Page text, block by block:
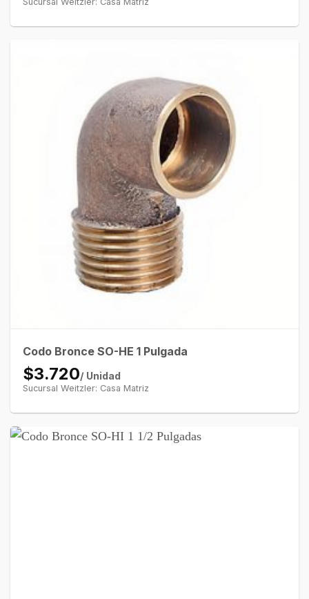
Codo Bronce SO-HE 1 Pulgada
$3.720/ Unidad
Sucursal Weitzler: Casa Matriz